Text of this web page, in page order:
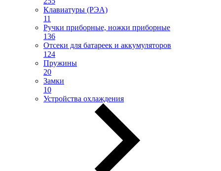
Клавиатуры (РЭА)
11
Ручки приборные, ножки приборные
136
Отсеки для батареек и аккумуляторов
124
Пружины
20
Замки
10
Устройства охлаждения